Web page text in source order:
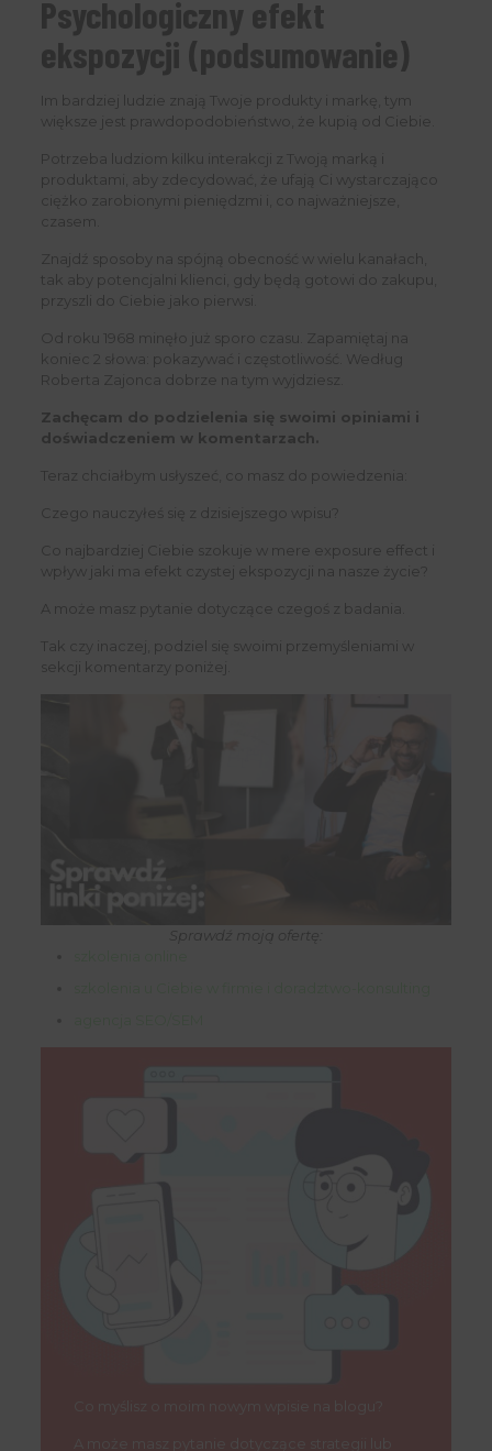
Psychologiczny efekt
ekspozycji (podsumowanie)
Im bardziej ludzie znają Twoje produkty i markę, tym
większe jest prawdopodobieństwo, że kupią od Ciebie.
Potrzeba ludziom kilku interakcji z Twoją marką i
produktami, aby zdecydować, że ufają Ci wystarczająco
ciężko zarobionymi pieniędzmi i, co najważniejsze,
czasem.
Znajdź sposoby na spójną obecność w wielu kanałach,
tak aby potencjalni klienci, gdy będą gotowi do zakupu,
przyszli do Ciebie jako pierwsi.
Od roku 1968 minęło już sporo czasu. Zapamiętaj na
koniec 2 słowa: pokazywać i częstotliwość. Według
Roberta Zajonca dobrze na tym wyjdziesz.
Zachęcam do podzielenia się swoimi opiniami i
doświadczeniem w komentarzach.
Teraz chciałbym usłyszeć, co masz do powiedzenia:
Czego nauczyłeś się z dzisiejszego wpisu?
Co najbardziej Ciebie szokuje w mere exposure effect i
wpływ jaki ma efekt czystej ekspozycji na nasze życie?
A może masz pytanie dotyczące czegoś z badania.
Tak czy inaczej, podziel się swoimi przemyśleniami w
sekcji komentarzy poniżej.
Sprawdź moją ofertę: